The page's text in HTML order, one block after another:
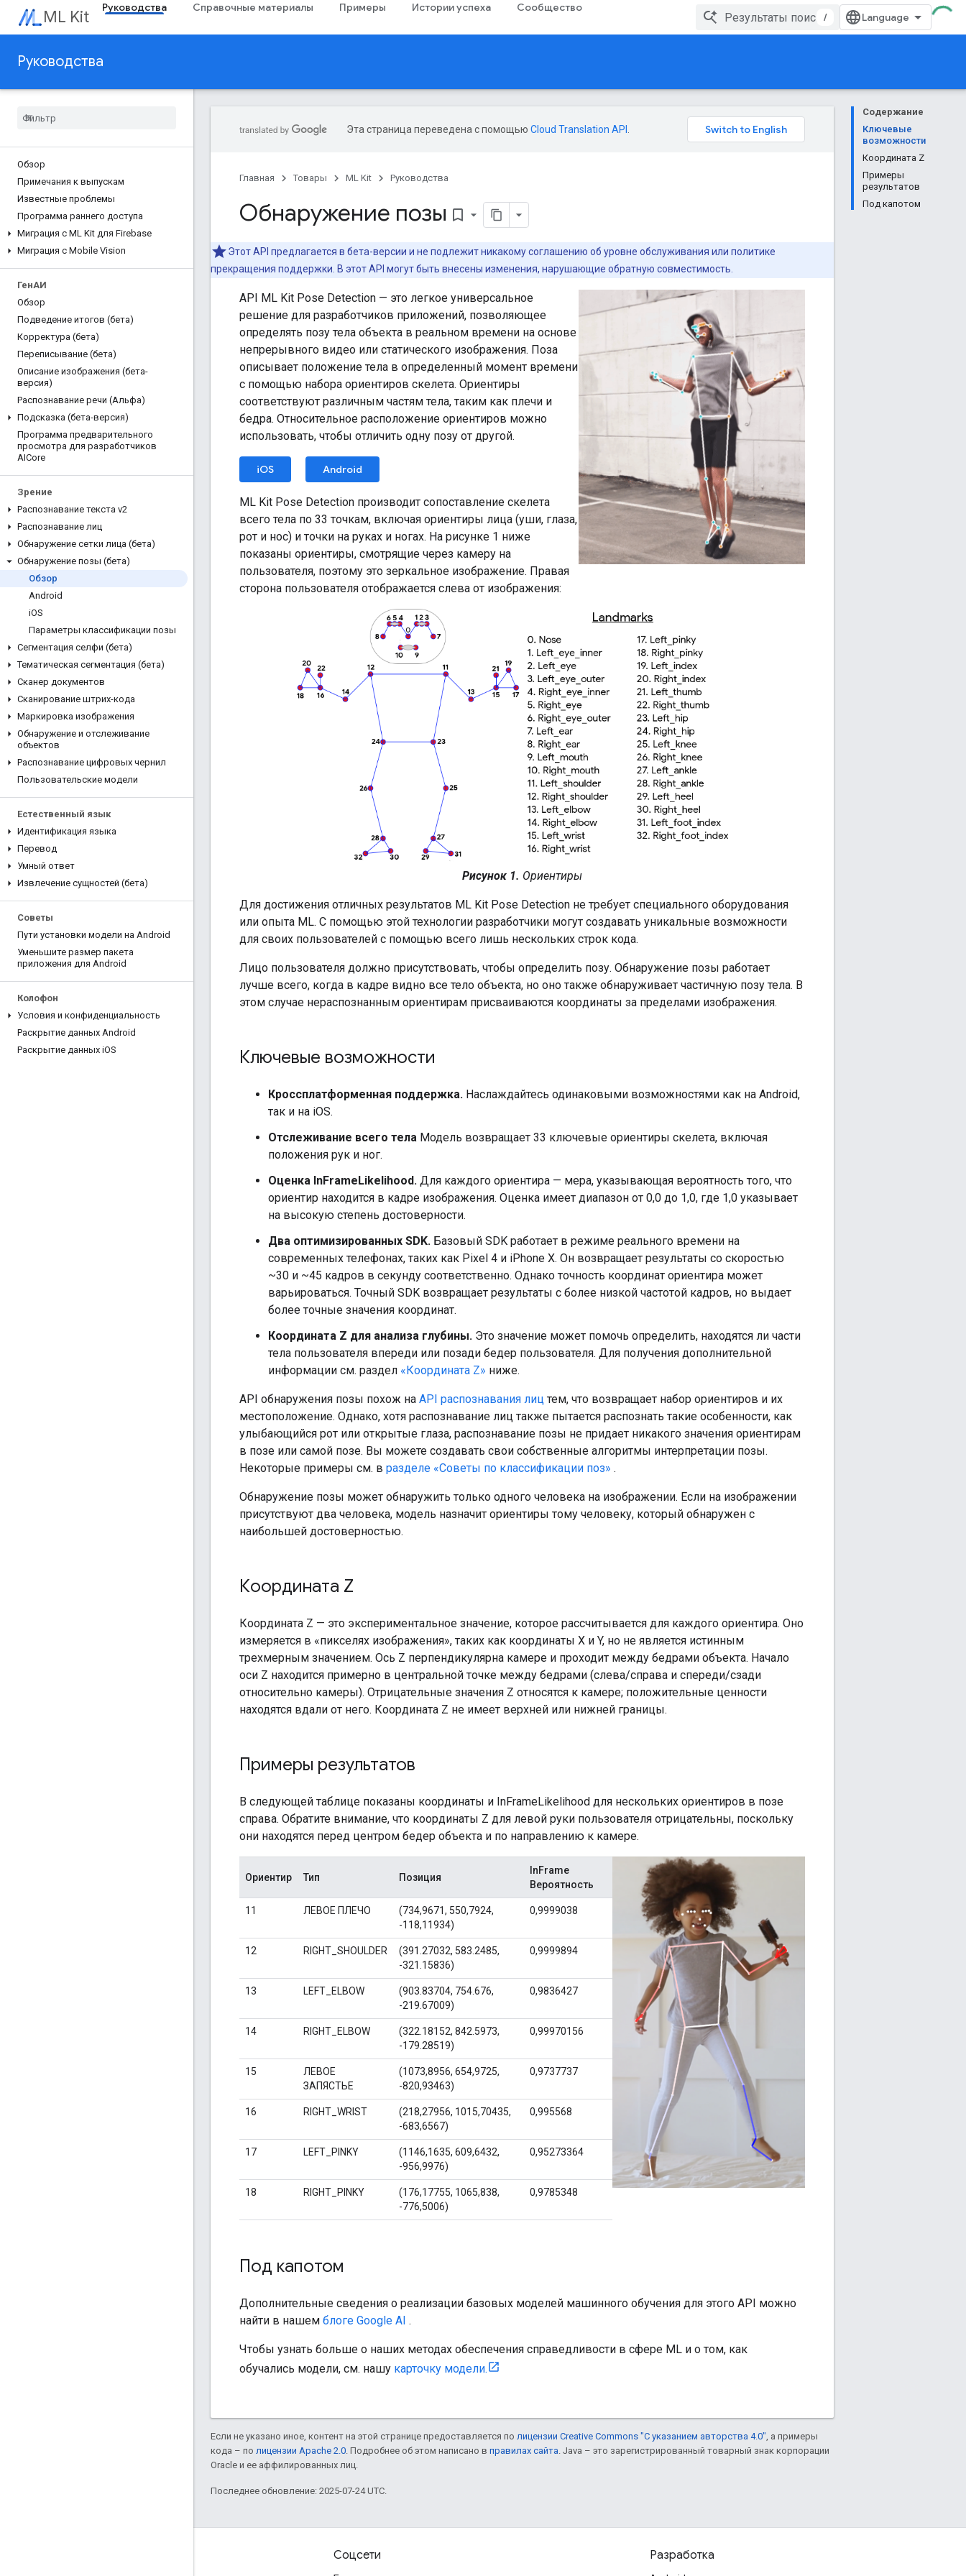
ML Kit Руководства Справочные материалы Примеры Истории успеха Сообщество
/
Руководства
Обзор
Примечания к выпускам
Известные проблемы
Программа раннего доступа
Миграция с ML Kit для Firebase
Миграция с Mobile Vision
ГенАИ
Обзор
Подведение итогов (бета)
Корректура (бета)
Переписывание (бета)
Описание изображения (бета-
версия)
Распознавание речи (Альфа)
Подсказка (бета-версия)
Программа предварительного
просмотра для разработчиков
AICore
Зрение
Распознавание текста v2
Распознавание лиц
Обнаружение сетки лица (бета)
Обнаружение позы (бета)
Обзор
Android
iOS
Параметры классификации позы
Сегментация селфи (бета)
Тематическая сегментация (бета)
Сканер документов
Сканирование штрих-кода
Маркировка изображения
Обнаружение и отслеживание
объектов
Распознавание цифровых чернил
Пользовательские модели
Естественный язык
Идентификация языка
Перевод
Умный ответ
Извлечение сущностей (бета)
Советы
Пути установки модели на Android
Уменьшите размер пакета
приложения для Android
Колофон
Условия и конфиденциальность
Раскрытие данных Android
Раскрытие данных iOS
Содержание
Ключевые
возможности
Координата Z
Примеры
результатов
Под капотом
Эта страница переведена с помощью Cloud Translation API
Главная Товары ML Kit Руководства
Обнаружение позы bookmark_border
Этот API предлагается в бета-версии и не подлежит никакому соглашению об уровне обслуживания или политике
прекращения поддержки. В этот API могут быть внесены изменения, нарушающие обратную совместимость.
API ML Kit Pose Detection — это легкое универсальное
решение для разработчиков приложений, позволяющее
определять позу тела объекта в реальном времени на основе
непрерывного видео или статического изображения. Поза
описывает положение тела в определенный момент времени
с помощью набора ориентиров скелета. Ориентиры
соответствуют различным частям тела, таким как плечи и
бедра. Относительное расположение ориентиров можно
использовать, чтобы отличить одну позу от другой.
iOS Android
ML Kit Pose Detection производит сопоставление скелета
всего тела по 33 точкам, включая ориентиры лица (уши, глаза,
рот и нос) и точки на руках и ногах. На рисунке 1 ниже
показаны ориентиры, смотрящие через камеру на
пользователя, поэтому это зеркальное изображение. Правая
сторона пользователя отображается слева от изображения:
Рисунок 1. Ориентиры
Для достижения отличных результатов ML Kit Pose Detection не требует специального оборудования
или опыта ML. С помощью этой технологии разработчики могут создавать уникальные возможности
для своих пользователей с помощью всего лишь нескольких строк кода.
Лицо пользователя должно присутствовать, чтобы определить позу. Обнаружение позы работает
лучше всего, когда в кадре видно все тело объекта, но оно также обнаруживает частичную позу тела. В
этом случае нераспознанным ориентирам присваиваются координаты за пределами изображения.
Ключевые возможности
Кроссплатформенная поддержка. Наслаждайтесь одинаковыми возможностями как на Android,
так и на iOS.
Отслеживание всего тела Модель возвращает 33 ключевые ориентиры скелета, включая
положения рук и ног.
Оценка InFrameLikelihood. Для каждого ориентира — мера, указывающая вероятность того, что
ориентир находится в кадре изображения. Оценка имеет диапазон от 0,0 до 1,0, где 1,0 указывает
на высокую степень достоверности.
Два оптимизированных SDK. Базовый SDK работает в режиме реального времени на
современных телефонах, таких как Pixel 4 и iPhone X. Он возвращает результаты со скоростью
~30 и ~45 кадров в секунду соответственно. Однако точность координат ориентира может
варьироваться. Точный SDK возвращает результаты с более низкой частотой кадров, но выдает
более точные значения координат.
Координата Z для анализа глубины. Это значение может помочь определить, находятся ли части
тела пользователя впереди или позади бедер пользователя. Для получения дополнительной
информации см. раздел «Координата Z» ниже.
API обнаружения позы похож на API распознавания лиц тем, что возвращает набор ориентиров и их
местоположение. Однако, хотя распознавание лиц также пытается распознать такие особенности, как
улыбающийся рот или открытые глаза, распознавание позы не придает никакого значения ориентирам
в позе или самой позе. Вы можете создавать свои собственные алгоритмы интерпретации позы.
Некоторые примеры см. в разделе «Советы по классификации поз» .
Обнаружение позы может обнаружить только одного человека на изображении. Если на изображении
присутствуют два человека, модель назначит ориентиры тому человеку, который обнаружен с
наибольшей достоверностью.
Координата Z
Координата Z — это экспериментальное значение, которое рассчитывается для каждого ориентира. Оно
измеряется в «пикселях изображения», таких как координаты X и Y, но не является истинным
трехмерным значением. Ось Z перпендикулярна камере и проходит между бедрами объекта. Начало
оси Z находится примерно в центральной точке между бедрами (слева/справа и спереди/сзади
относительно камеры). Отрицательные значения Z относятся к камере; положительные ценности
находятся вдали от него. Координата Z не имеет верхней или нижней границы.
Примеры результатов
В следующей таблице показаны координаты и InFrameLikelihood для нескольких ориентиров в позе
справа. Обратите внимание, что координаты Z для левой руки пользователя отрицательны, поскольку
они находятся перед центром бедер объекта и по направлению к камере.
Ориентир Тип Позиция
InFrame
Вероятность
11 ЛЕВОЕ ПЛЕЧО
(734,9671, 550,7924,
-118,11934)
0,9999038
12 RIGHT_SHOULDER
(391.27032, 583.2485,
-321.15836)
0,9999894
13 LEFT_ELBOW
(903.83704, 754.676,
-219.67009)
0,9836427
14 RIGHT_ELBOW
(322.18152, 842.5973,
-179.28519)
0,99970156
15
ЛЕВОЕ
ЗАПЯСТЬЕ
(1073,8956, 654,9725,
-820,93463)
0,9737737
16 RIGHT_WRIST
(218,27956, 1015,70435,
-683,6567)
0,995568
17 LEFT_PINKY
(1146,1635, 609,6432,
-956,9976)
0,95273364
18 RIGHT_PINKY
(176,17755, 1065,838,
-776,5006)
0,9785348
Под капотом
Дополнительные сведения о реализации базовых моделей машинного обучения для этого API можно
найти в нашем блоге Google AI .
Чтобы узнать больше о наших методах обеспечения справедливости в сфере ML и о том, как
обучались модели, см. нашу карточку модели.
Если не указано иное, контент на этой странице предоставляется по лицензии Creative Commons "С указанием авторства 4.0", а примеры
кода – по лицензии Apache 2.0. Подробнее об этом написано в правилах сайта. Java – это зарегистрированный товарный знак корпорации
Oracle и ее аффилированных лиц.
Последнее обновление: 2025-07-24 UTC.
Соцсети Разработка